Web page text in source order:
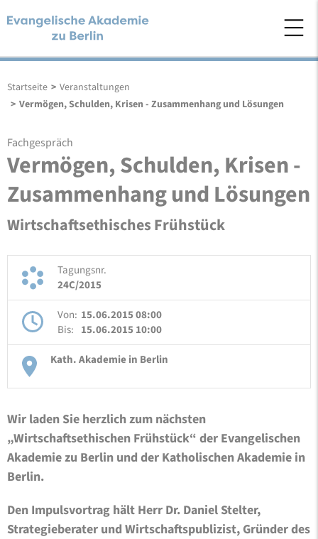
Startseite > Veranstaltungen
> Vermögen, Schulden, Krisen - Zusammenhang und Lösungen
Fachgespräch
Vermögen, Schulden, Krisen -
Zusammenhang und Lösungen
Wirtschaftsethisches Frühstück
Tagungsnr.
24C/2015
Von: 15.06.2015 08:00
Bis: 15.06.2015 10:00
Kath. Akademie in Berlin
Wir laden Sie herzlich zum nächsten
„Wirtschaftsethischen Frühstück“ der Evangelischen
Akademie zu Berlin und der Katholischen Akademie in
Berlin.
Den Impulsvortrag hält Herr Dr. Daniel Stelter,
Strategieberater und Wirtschaftspublizist, Gründer des